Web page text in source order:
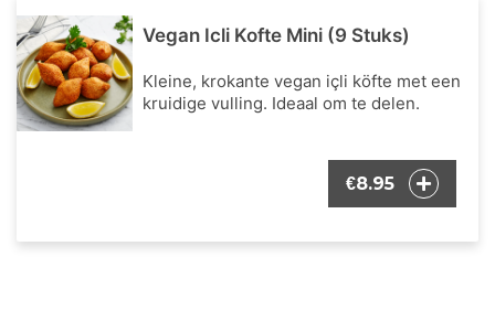
Vegan Icli Kofte Mini (9 Stuks)
Kleine, krokante vegan içli köfte met een
kruidige vulling. Ideaal om te delen.
€8.95